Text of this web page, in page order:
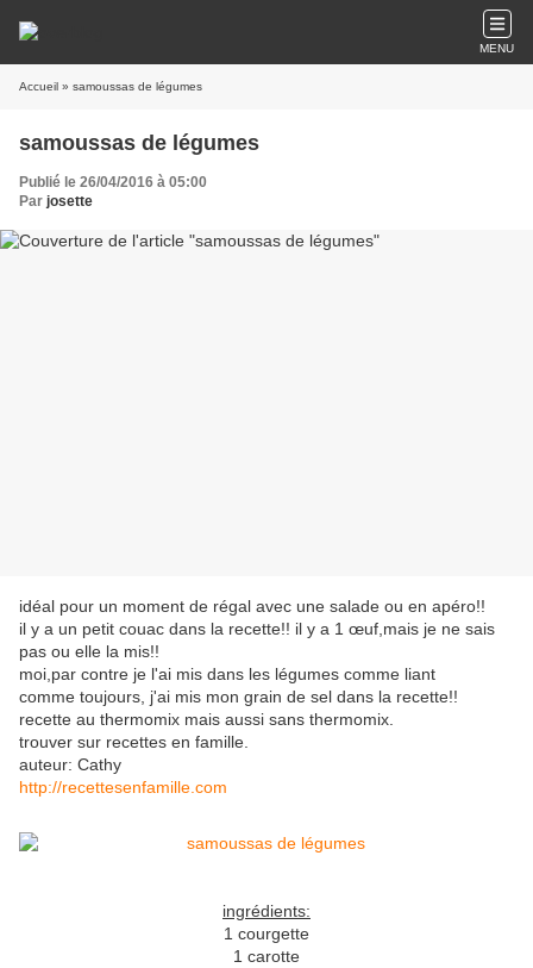
MENU
Accueil » samoussas de légumes
samoussas de légumes
Publié le 26/04/2016 à 05:00
Par josette
idéal pour un moment de régal avec une salade ou en apéro!!
il y a un petit couac dans la recette!! il y a 1 œuf,mais je ne sais
pas ou elle la mis!!
moi,par contre je l'ai mis dans les légumes comme liant
comme toujours, j'ai mis mon grain de sel dans la recette!!
recette au thermomix mais aussi sans thermomix.
trouver sur recettes en famille.
auteur: Cathy
http://recettesenfamille.com
ingrédients:
1 courgette
1 carotte